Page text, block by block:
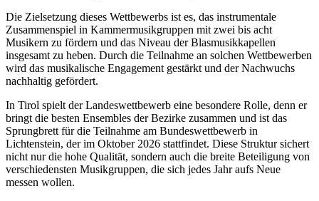
Die Zielsetzung dieses Wettbewerbs ist es, das instrumentale
Zusammenspiel in Kammermusikgruppen mit zwei bis acht
Musikern zu fördern und das Niveau der Blasmusikkapellen
insgesamt zu heben. Durch die Teilnahme an solchen Wettbewerben
wird das musikalische Engagement gestärkt und der Nachwuchs
nachhaltig gefördert.
In Tirol spielt der Landeswettbewerb eine besondere Rolle, denn er
bringt die besten Ensembles der Bezirke zusammen und ist das
Sprungbrett für die Teilnahme am Bundeswettbewerb in
Lichtenstein, der im Oktober 2026 stattfindet. Diese Struktur sichert
nicht nur die hohe Qualität, sondern auch die breite Beteiligung von
verschiedensten Musikgruppen, die sich jedes Jahr aufs Neue
messen wollen.